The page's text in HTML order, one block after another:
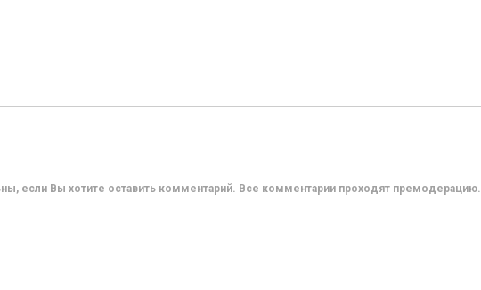
если Вы хотите оставить комментарий. Все комментарии проходят премодерацию.